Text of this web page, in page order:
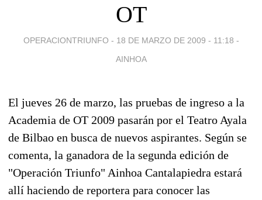
OT
OPERACIONTRIUNFO - 18 DE MARZO DE 2009 - 11:18 -
AINHOA
El jueves 26 de marzo, las pruebas de ingreso a la
Academia de OT 2009 pasarán por el Teatro Ayala
de Bilbao en busca de nuevos aspirantes. Según se
comenta, la ganadora de la segunda edición de
"Operación Triunfo" Ainhoa Cantalapiedra estará
allí haciendo de reportera para conocer las